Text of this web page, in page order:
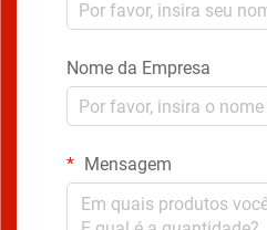
Nome da Empresa
Mensagem